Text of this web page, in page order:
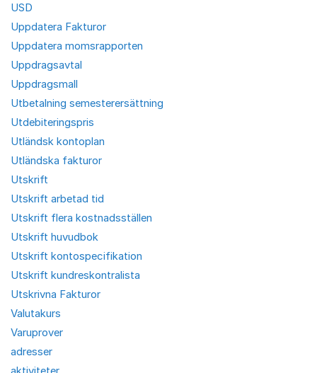
USD
Uppdatera Fakturor
Uppdatera momsrapporten
Uppdragsavtal
Uppdragsmall
Utbetalning semesterersättning
Utdebiteringspris
Utländsk kontoplan
Utländska fakturor
Utskrift
Utskrift arbetad tid
Utskrift flera kostnadsställen
Utskrift huvudbok
Utskrift kontospecifikation
Utskrift kundreskontralista
Utskrivna Fakturor
Valutakurs
Varuprover
adresser